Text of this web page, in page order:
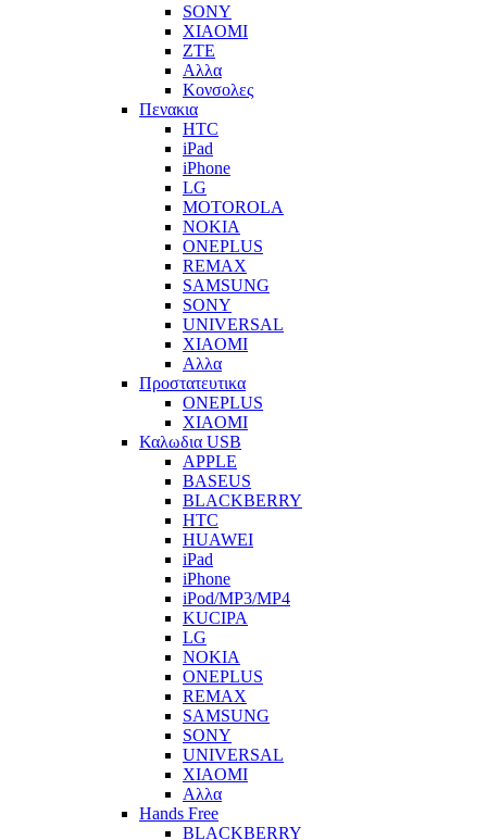
SONY
XIAOMI
ZTE
Αλλα
Κονσολες
Πενακια
HTC
iPad
iPhone
LG
MOTOROLA
NOKIA
ONEPLUS
REMAX
SAMSUNG
SONY
UNIVERSAL
XIAOMI
Αλλα
Προστατευτικα
ONEPLUS
XIAOMI
Καλωδια USB
APPLE
BASEUS
BLACKBERRY
HTC
HUAWEI
iPad
iPhone
iPod/MP3/MP4
KUCIPA
LG
NOKIA
ONEPLUS
REMAX
SAMSUNG
SONY
UNIVERSAL
XIAOMI
Αλλα
Hands Free
BLACKBERRY